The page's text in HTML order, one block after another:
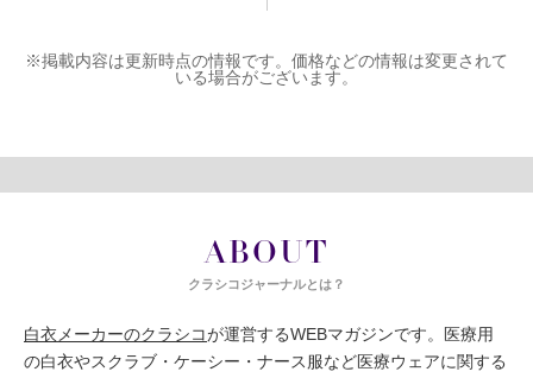
※掲載内容は更新時点の情報です。価格などの情報は変更されて
いる場合がございます。
ABOUT
クラシコジャーナルとは？
白衣メーカーのクラシコが運営するWEBマガジンです。医療用
の白衣やスクラブ・ケーシー・ナース服など医療ウェアに関する